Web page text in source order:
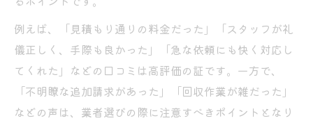
例えば、「見積もり通りの料金だった」「スタッフが礼
儀正しく、手際も良かった」「急な依頼にも快く対応し
てくれた」などの口コミは高評価の証です。一方で、
「不明瞭な追加請求があった」「回収作業が雑だった」
などの声は、業者選びの際に注意すべきポイントとなり